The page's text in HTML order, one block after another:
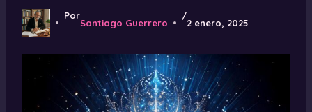
Por
Santiago Guerrero
/
2 enero, 2025